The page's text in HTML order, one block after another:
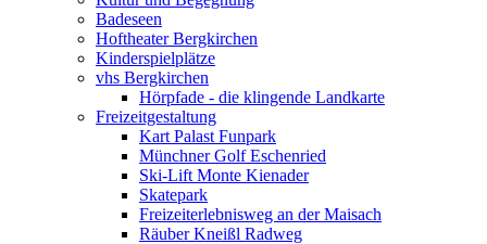
Badeseen
Hoftheater Bergkirchen
Kinderspielplätze
vhs Bergkirchen
Hörpfade - die klingende Landkarte
Freizeitgestaltung
Kart Palast Funpark
Münchner Golf Eschenried
Ski-Lift Monte Kienader
Skatepark
Freizeiterlebnisweg an der Maisach
Räuber Kneißl Radweg